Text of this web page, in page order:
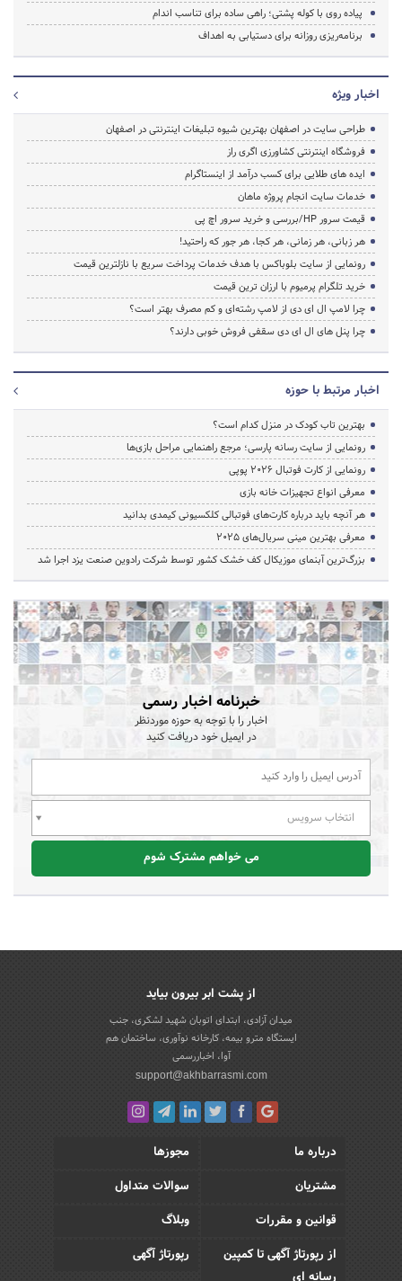
پیاده روی با کوله پشتی؛ راهی ساده برای تناسب اندام
برنامه‌ریزی روزانه برای دستیابی به اهداف
اخبار ویژه
طراحی سایت در اصفهان بهترین شیوه تبلیغات اینترنتی در اصفهان
فروشگاه اینترنتی کشاورزی اگری راز
ایده های طلایی برای کسب درآمد از اینستاگرام
خدمات سایت انجام پروژه ماهان
قیمت سرور HP/بررسی و خرید سرور اچ پی
هر زبانی، هر زمانی، هر کجا، هر جور که راحتید!
رونمایی از سایت بلوباکس با هدف خدمات پرداخت سریع با نازلترین قیمت
خرید تلگرام پرمیوم با ارزان ترین قیمت
چرا لامپ ال ای دی از لامپ رشته‌ای و کم مصرف بهتر است؟
چرا پنل های ال ای دی سقفی فروش خوبی دارند؟
اخبار مرتبط با حوزه
بهترین تاب کودک در منزل کدام است؟
رونمایی از سایت رسانه پارسی؛ مرجع راهنمایی مراحل بازی‌ها
رونمایی از کارت فوتبال ۲۰۲۶ پوپی
معرفی انواع تجهیزات خانه بازی
هر آنچه باید درباره کارت‌های فوتبالی کلکسیونی کیمدی بدانید
معرفی بهترین مینی سریال‌های 2025
بزرگ‌ترین آبنمای موزیکال کف خشک کشور توسط شرکت رادوین صنعت یزد اجرا شد
خبرنامه اخبار رسمی
اخبار را با توجه به حوزه موردنظر
در ایمیل خود دریافت کنید
انتخاب سرویس
می خواهم مشترک شوم
از پشت ابر بیرون بیاید
میدان آزادی، ابتدای اتوبان شهید لشکری، جنب
ایستگاه مترو بیمه، کارخانه نوآوری، ساختمان هم
آوا، اخباررسمی
support@akhbarrasmi.com
درباره ما
مجوزها
مشتریان
سوالات متداول
قوانین و مقررات
وبلاگ
از رپورتاژ آگهی تا کمپین
رپورتاژ آگهی